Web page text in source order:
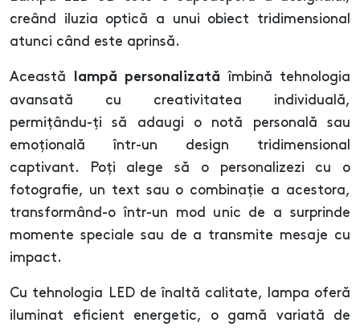
creând iluzia optică a unui obiect tridimensional
atunci când este aprinsă.
Această lampă personalizată îmbină tehnologia
avansată cu creativitatea individuală,
permițându-ți să adaugi o notă personală sau
emoțională într-un design tridimensional
captivant. Poți alege să o personalizezi cu o
fotografie, un text sau o combinație a acestora,
transformând-o într-un mod unic de a surprinde
momente speciale sau de a transmite mesaje cu
impact.
Cu tehnologia LED de înaltă calitate, lampa oferă
iluminat eficient energetic, o gamă variată de